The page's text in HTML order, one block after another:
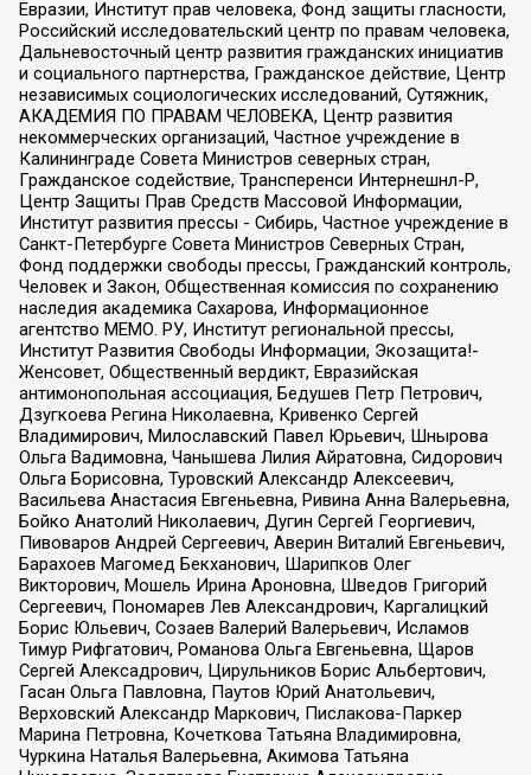
Евразии, Институт прав человека, Фонд защиты гласности,
Российский исследовательский центр по правам человека,
Дальневосточный центр развития гражданских инициатив
и социального партнерства, Гражданское действие, Центр
независимых социологических исследований, Сутяжник,
АКАДЕМИЯ ПО ПРАВАМ ЧЕЛОВЕКА, Центр развития
некоммерческих организаций, Частное учреждение в
Калининграде Совета Министров северных стран,
Гражданское содействие, Трансперенси Интернешнл-Р,
Центр Защиты Прав Средств Массовой Информации,
Институт развития прессы - Сибирь, Частное учреждение в
Санкт-Петербурге Совета Министров Северных Стран,
Фонд поддержки свободы прессы, Гражданский контроль,
Человек и Закон, Общественная комиссия по сохранению
наследия академика Сахарова, Информационное
агентство МЕМО. РУ, Институт региональной прессы,
Институт Развития Свободы Информации, Экозащита!-
Женсовет, Общественный вердикт, Евразийская
антимонопольная ассоциация, Бедушев Петр Петрович,
Дзугкоева Регина Николаевна, Кривенко Сергей
Владимирович, Милославский Павел Юрьевич, Шнырова
Ольга Вадимовна, Чанышева Лилия Айратовна, Сидорович
Ольга Борисовна, Туровский Александр Алексеевич,
Васильева Анастасия Евгеньевна, Ривина Анна Валерьевна,
Бойко Анатолий Николаевич, Дугин Сергей Георгиевич,
Пивоваров Андрей Сергеевич, Аверин Виталий Евгеньевич,
Барахоев Магомед Бекханович, Шарипков Олег
Викторович, Мошель Ирина Ароновна, Шведов Григорий
Сергеевич, Пономарев Лев Александрович, Каргалицкий
Борис Юльевич, Созаев Валерий Валерьевич, Исламов
Тимур Рифгатович, Романова Ольга Евгеньевна, Щаров
Сергей Алексадрович, Цирульников Борис Альбертович,
Гасан Ольга Павловна, Паутов Юрий Анатольевич,
Верховский Александр Маркович, Пислакова-Паркер
Марина Петровна, Кочеткова Татьяна Владимировна,
Чуркина Наталья Валерьевна, Акимова Татьяна